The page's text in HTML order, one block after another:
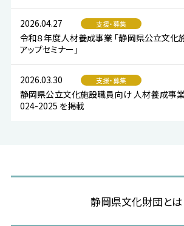
2026.04.27 支援・募集
令和８年度人材養成事業 「静岡県公立文化
アップセミナー」
2026.03.30 支援・募集
静岡県公立文化施設職員向け 人材養成事
024-2025 を掲載
静岡県文化財団とは